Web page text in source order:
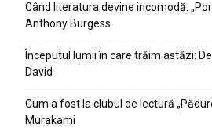
Când literatura devine incomodă:
Anthony Burgess
Începutul lumii în care trăim astăzi:
David
Cum a fost la clubul de lectură
Murakami